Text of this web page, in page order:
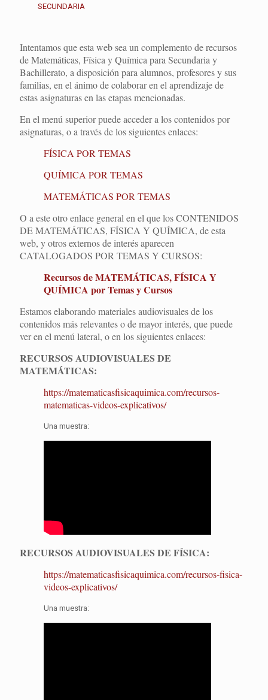
SECUNDARIA
Intentamos que esta web sea un complemento de recursos
de Matemáticas, Física y Química para Secundaria y
Bachillerato, a disposición para alumnos, profesores y sus
familias, en el ánimo de colaborar en el aprendizaje de
estas asignaturas en las etapas mencionadas.
En el menú superior puede acceder a los contenidos por
asignaturas, o a través de los siguientes enlaces:
FÍSICA POR TEMAS
QUÍMICA POR TEMAS
MATEMÁTICAS POR TEMAS
O a este otro enlace general en el que los CONTENIDOS
DE MATEMÁTICAS, FÍSICA Y QUÍMICA, de esta
web, y otros externos de interés aparecen
CATALOGADOS POR TEMAS Y CURSOS:
Recursos de MATEMÁTICAS, FÍSICA Y
QUÍMICA por Temas y Cursos
Estamos elaborando materiales audiovisuales de los
contenidos más relevantes o de mayor interés, que puede
ver en el menú lateral, o en los siguientes enlaces:
RECURSOS AUDIOVISUALES DE
MATEMÁTICAS:
https://matematicasfisicaquimica.com/recursos-
matematicas-videos-explicativos/
Una muestra:
RECURSOS AUDIOVISUALES DE FÍSICA:
https://matematicasfisicaquimica.com/recursos-fisica-
videos-explicativos/
Una muestra: